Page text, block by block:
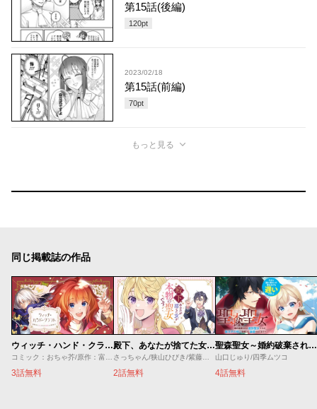
第15話(後編)
120pt
2023/02/18
第15話(前編)
70pt
もっと見る
同じ掲載誌の作品
ウィッチ・ハンド・クラフト ～追放された王女ですが雑貨屋さん始めました～
3話無料
殿下、あなたが捨てた女が本物の聖女です
2話無料
聖森聖女～婚約破棄された追放聖女ですが、狼王子の呪いを解いて溺愛されてます～今さら国に戻れって言われても遅いですっ！
山口じゅり/四季ムツコ
4話無料